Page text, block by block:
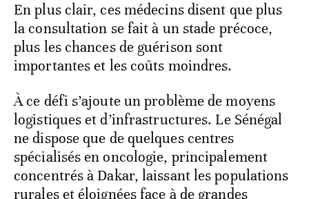
En plus clair, ces médecins disent que plus
la consultation se fait à un stade précoce,
plus les chances de guérison sont
importantes et les coûts moindres.
À ce défi s’ajoute un problème de moyens
logistiques et d’infrastructures. Le Sénégal
ne dispose que de quelques centres
spécialisés en oncologie, principalement
concentrés à Dakar, laissant les populations
rurales et éloignées face à de grandes